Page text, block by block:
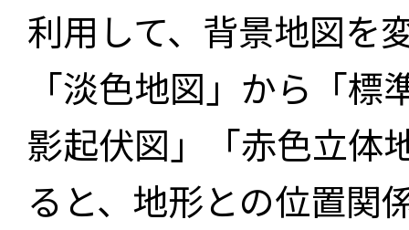
利用して、背景地図を
「淡色地図」から「
影起伏図」「赤色立体
ると、地形との位置関